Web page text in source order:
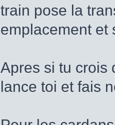
train pose la
emplacement et
Apres si tu crois
lance toi et fais